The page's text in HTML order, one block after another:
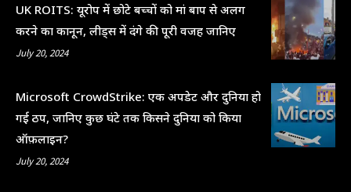
UK ROITS: यूरोप में छोटे बच्चों को मां बाप से अलग
करने का कानून, लीड्स में दंगे की पूरी वजह जानिए
July 20, 2024
Microsoft CrowdStrike: एक अपडेट और दुनिया हो
गई ठप, जानिए कुछ घंटे तक किसने दुनिया को किया
ऑफ़लाइन?
July 20, 2024